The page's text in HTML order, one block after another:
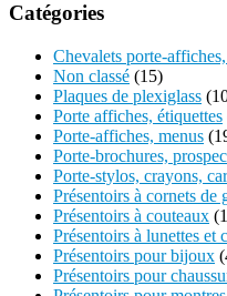
Catégories
Chevalets porte-
Non classé (15)
Plaques de plexiglass
Porte affiches, étiquettes
Porte-affiches, menus
Porte-brochures,
Porte-stylos, crayons,
Présentoirs à cornets de
Présentoirs à couteaux
Présentoirs à lunettes et
Présentoirs pour bijoux
Présentoirs pour